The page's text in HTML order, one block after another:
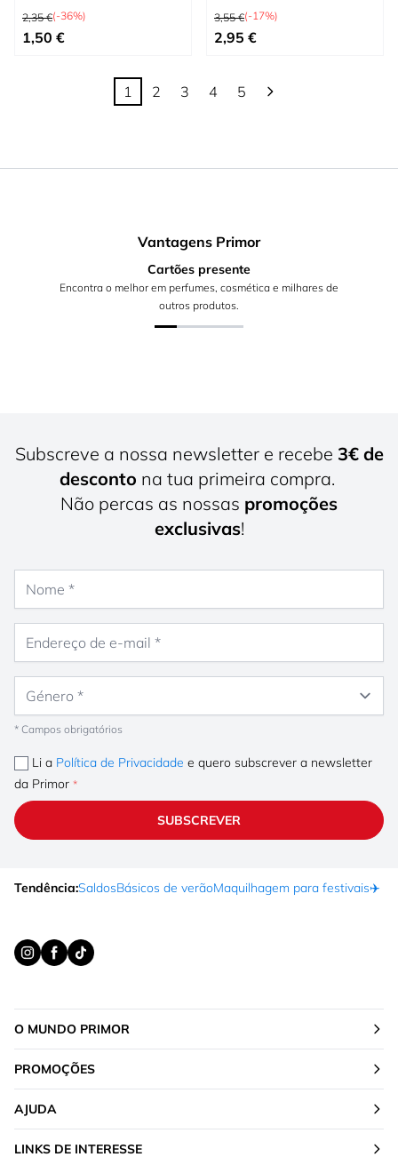
Preço Normal
2,35 €(-36%)
Tão baixo quanto
1,50 €
Preço Normal
3,55 €(-17%)
Preço Especial
2,95 €
Está de momento a ler a página
1
Página
2
Página
3
Página
4
Página
5
Vantagens Primor
Cartões presente
Encontra o melhor em perfumes, cosmética e milhares de
outros produtos.
Subscreve a nossa newsletter e recebe 3€ de
desconto na tua primeira compra.
Não percas as nossas promoções
exclusivas!
* Campos obrigatórios
Li a Política de Privacidade e quero subscrever a newsletter
da Primor
SUBSCREVER
Tendência:SaldosBásicos de verãoMaquilhagem para festivais✈️
O MUNDO PRIMOR
PROMOÇÕES
AJUDA
LINKS DE INTERESSE